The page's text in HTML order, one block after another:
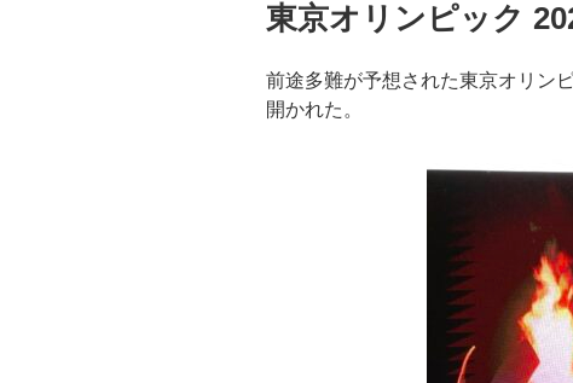
日:
東京オリンピック
前途多難が予想された東京オリン
開かれた。